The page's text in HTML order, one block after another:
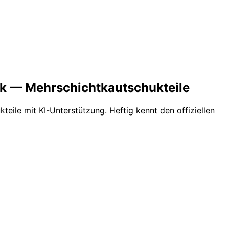
— Mehrschichtkautschukteile
mit KI-Unterstützung. Heftig kennt den offiziellen